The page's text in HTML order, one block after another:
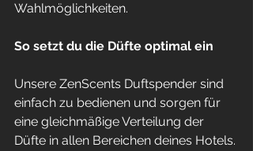
Wahlmöglichkeiten.
So setzt du die Düfte optimal ein
Unsere ZenScents Duftspender sind
einfach zu bedienen und sorgen für
eine gleichmäßige Verteilung der
Düfte in allen Bereichen deines Hotels.